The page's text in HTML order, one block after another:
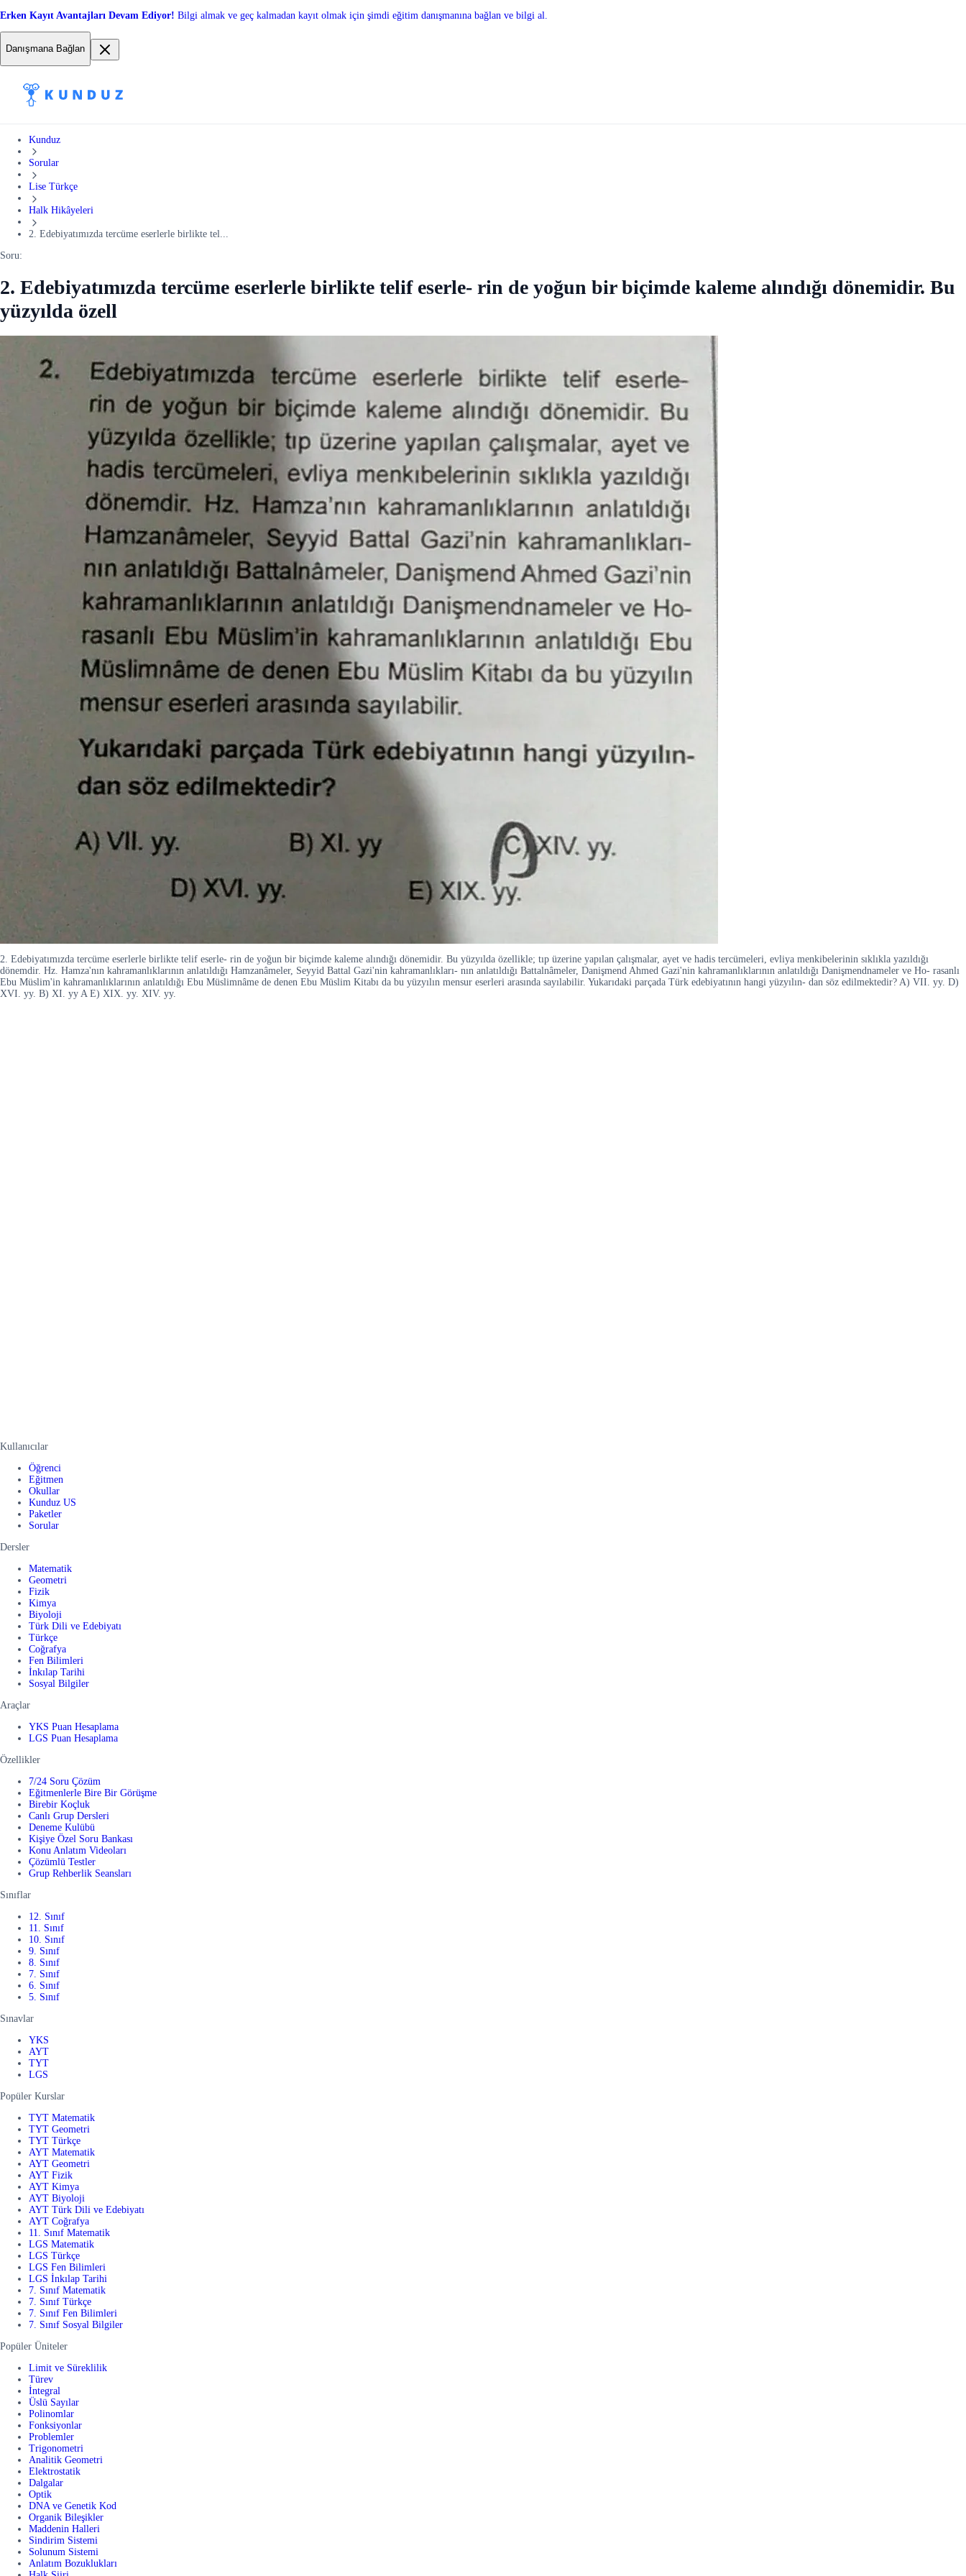
Erken Kayıt Avantajları Devam Ediyor! Bilgi almak ve geç kalmadan kayıt olmak için şimdi eğitim danışmanına bağlan ve bilgi al.
Danışmana Bağlan
Kunduz
Sorular
Lise Türkçe
Halk Hikâyeleri
2. Edebiyatımızda tercüme eserlerle birlikte tel...
Soru:
2. Edebiyatımızda tercüme eserlerle birlikte telif eserle- rin de yoğun bir biçimde kaleme alındığı dönemidir. Bu
yüzyılda özell
2. Edebiyatımızda tercüme eserlerle birlikte telif eserle- rin de yoğun bir biçimde kaleme alındığı dönemidir. Bu yüzyılda özellikle; tıp üzerine yapılan çalışmalar, ayet ve hadis tercümeleri, evliya menkibelerinin sıklıkla yazıldığı
dönemdir. Hz. Hamza'nın kahramanlıklarının anlatıldığı Hamzanâmeler, Seyyid Battal Gazi'nin kahramanlıkları- nın anlatıldığı Battalnâmeler, Danişmend Ahmed Gazi'nin kahramanlıklarının anlatıldığı Danişmendnameler ve Ho- rasanlı
Ebu Müslim'in kahramanlıklarının anlatıldığı Ebu Müslimnâme de denen Ebu Müslim Kitabı da bu yüzyılın mensur eserleri arasında sayılabilir. Yukarıdaki parçada Türk edebiyatının hangi yüzyılın- dan söz edilmektedir? A) VII. yy. D)
XVI. yy. B) XI. yy A E) XIX. yy. XIV. yy.
Kullanıcılar
Öğrenci
Eğitmen
Okullar
Kunduz US
Paketler
Sorular
Dersler
Matematik
Geometri
Fizik
Kimya
Biyoloji
Türk Dili ve Edebiyatı
Türkçe
Coğrafya
Fen Bilimleri
İnkılap Tarihi
Sosyal Bilgiler
Araçlar
YKS Puan Hesaplama
LGS Puan Hesaplama
Özellikler
7/24 Soru Çözüm
Eğitmenlerle Bire Bir Görüşme
Birebir Koçluk
Canlı Grup Dersleri
Deneme Kulübü
Kişiye Özel Soru Bankası
Konu Anlatım Videoları
Çözümlü Testler
Grup Rehberlik Seansları
Sınıflar
12. Sınıf
11. Sınıf
10. Sınıf
9. Sınıf
8. Sınıf
7. Sınıf
6. Sınıf
5. Sınıf
Sınavlar
YKS
AYT
TYT
LGS
Popüler Kurslar
TYT Matematik
TYT Geometri
TYT Türkçe
AYT Matematik
AYT Geometri
AYT Fizik
AYT Kimya
AYT Biyoloji
AYT Türk Dili ve Edebiyatı
AYT Coğrafya
11. Sınıf Matematik
LGS Matematik
LGS Türkçe
LGS Fen Bilimleri
LGS İnkılap Tarihi
7. Sınıf Matematik
7. Sınıf Türkçe
7. Sınıf Fen Bilimleri
7. Sınıf Sosyal Bilgiler
Popüler Üniteler
Limit ve Süreklilik
Türev
İntegral
Üslü Sayılar
Polinomlar
Fonksiyonlar
Problemler
Trigonometri
Analitik Geometri
Elektrostatik
Dalgalar
Optik
DNA ve Genetik Kod
Organik Bileşikler
Maddenin Halleri
Sindirim Sistemi
Solunum Sistemi
Anlatım Bozuklukları